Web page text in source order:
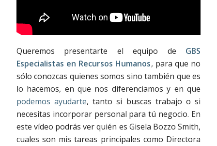
Queremos presentarte el equipo de GBS
Especialistas en Recursos Humanos, para que no
sólo conozcas quienes somos sino también que es
lo hacemos, en que nos diferenciamos y en que
podemos ayudarte, tanto si buscas trabajo o si
necesitas incorporar personal para tú negocio. En
este vídeo podrás ver quién es Gisela Bozzo Smith,
cuales son mis tareas principales como Directora